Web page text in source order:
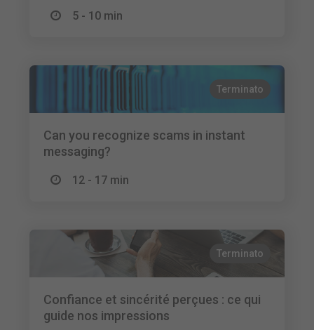
5 - 10 min
Terminato
Can you recognize scams in instant
messaging?
12 - 17 min
Terminato
Confiance et sincérité perçues : ce qui
guide nos impressions